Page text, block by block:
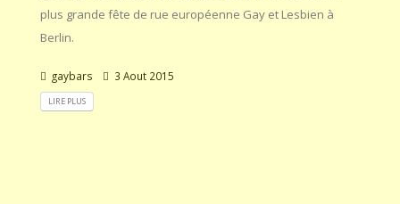
plus grande fête de rue européenne Gay et Lesbien à
Berlin.
gaybars 3 Aout 2015
LIRE PLUS